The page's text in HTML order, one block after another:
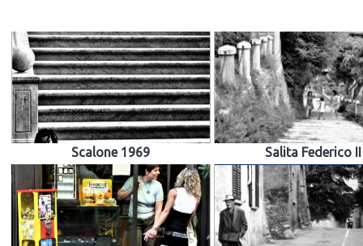
Scalone 1969 Salita Federico II